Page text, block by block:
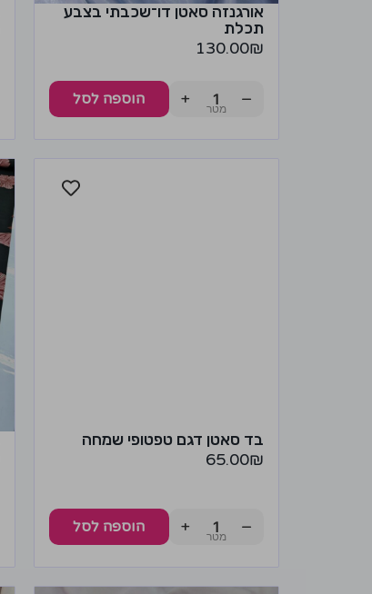
אורגנזה סאטן דו־שכבתי בצבע
תכלת
130.00₪
−
+ הוספה לסל
בד סאטן דגם טפטופי שמחה
65.00₪
−
+ הוספה לסל